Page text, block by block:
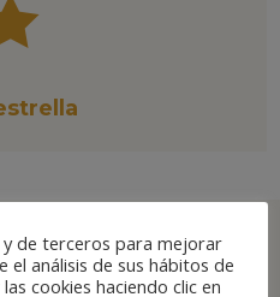
de terceros para mejorar
el análisis de sus hábitos de
cookies haciendo clic en